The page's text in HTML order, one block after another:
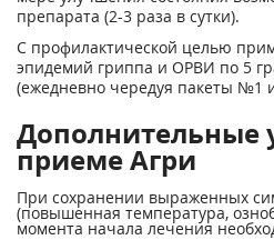
препарата (2-3 раза в сутки).
С профилактической целью
эпидемий гриппа и ОРВИ по 5
(ежедневно чередуя пакеты №1
Дополнительные
приеме Агри
При сохранении выраженных
(повышенная температура,
момента начала лечения